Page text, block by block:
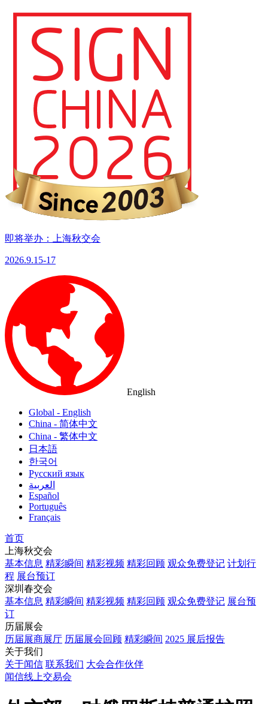
即将举办：上海秋交会
2026.9.15-17
English
Global - English
China - 简体中文
China - 繁体中文
日本語
한국어
Русский язык
العربية
Español
Português
Français
首页
上海秋交会
基本信息 精彩瞬间 精彩视频 精彩回顾 观众免费登记 计划行
程 展台预订
深圳春交会
基本信息 精彩瞬间 精彩视频 精彩回顾 观众免费登记 展台预
订
历届展会
历届展商展厅 历届展会回顾 精彩瞬间 2025 展后报告
关于我们
关于闻信 联系我们 大会合作伙伴
闻信线上交易会